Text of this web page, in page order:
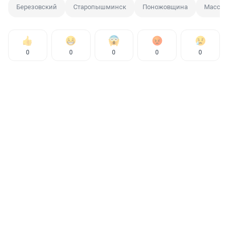
Березовский Старопышминск Поножовщина
0 0 0 0 0